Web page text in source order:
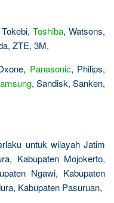
Toshiba, Watsons,
ZTE, 3M,
Panasonic, Philips,
, Sandisk, Sanken,
untuk wilayah Jatim
Kabupaten Mojokerto,
Ngawi, Kabupaten
Kabupaten Pasuruan,